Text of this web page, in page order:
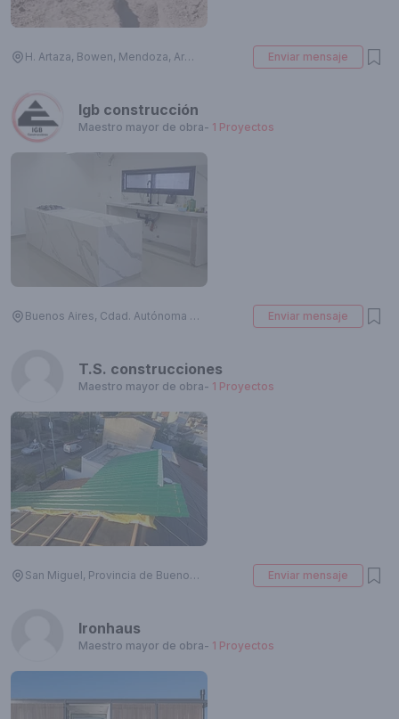
H. Artaza, Bowen, Mendoza, Argentina Enviar mensaje
Igb construcción
Maestro mayor de obra- 1 Proyectos
Buenos Aires, Cdad. Autónoma de Buenos Aires, Argentina Enviar mensaje
T.S. construcciones
Maestro mayor de obra- 1 Proyectos
San Miguel, Provincia de Buenos Aires, Argentina Enviar mensaje
Ironhaus
Maestro mayor de obra- 1 Proyectos